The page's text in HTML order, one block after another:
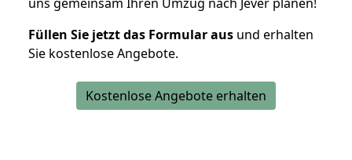
Füllen Sie jetzt das Formular aus und erhalten
Sie kostenlose Angebote.
Kostenlose Angebote erhalten